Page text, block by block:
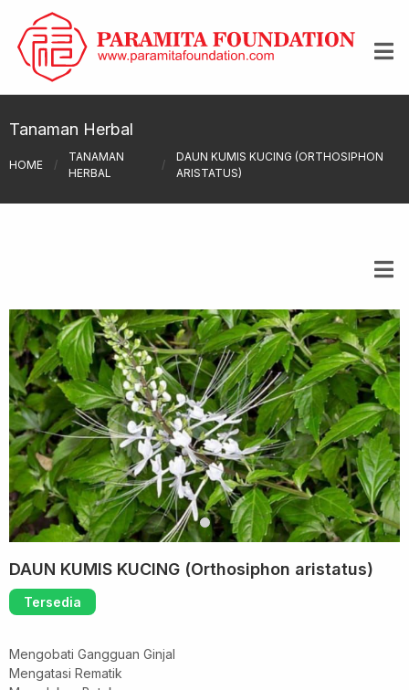
Tanaman Herbal
HOME /
TANAMAN
HERBAL
/
DAUN KUMIS KUCING (ORTHOSIPHON
ARISTATUS)
DAUN KUMIS KUCING (Orthosiphon aristatus)
Tersedia
Mengobati Gangguan Ginjal
Mengatasi Rematik